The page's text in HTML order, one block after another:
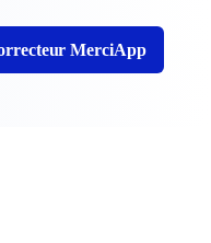
MerciApp